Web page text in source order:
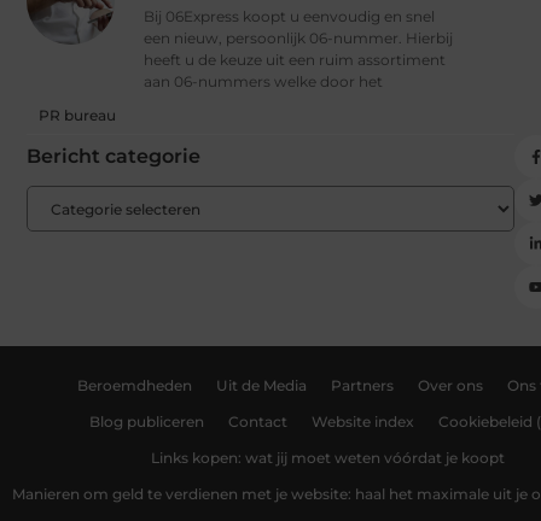
Bij 06Express koopt u eenvoudig en snel
een nieuw, persoonlijk 06-nummer. Hierbij
heeft u de keuze uit een ruim assortiment
aan 06-nummers welke door het
PR bureau
Bericht categorie
Beroemdheden Uit de Media Partners Over ons Ons
Blog publiceren Contact Website index Cookiebeleid
Links kopen: wat jij moet weten vóórdat je koopt
Manieren om geld te verdienen met je website: haal het maximale uit je